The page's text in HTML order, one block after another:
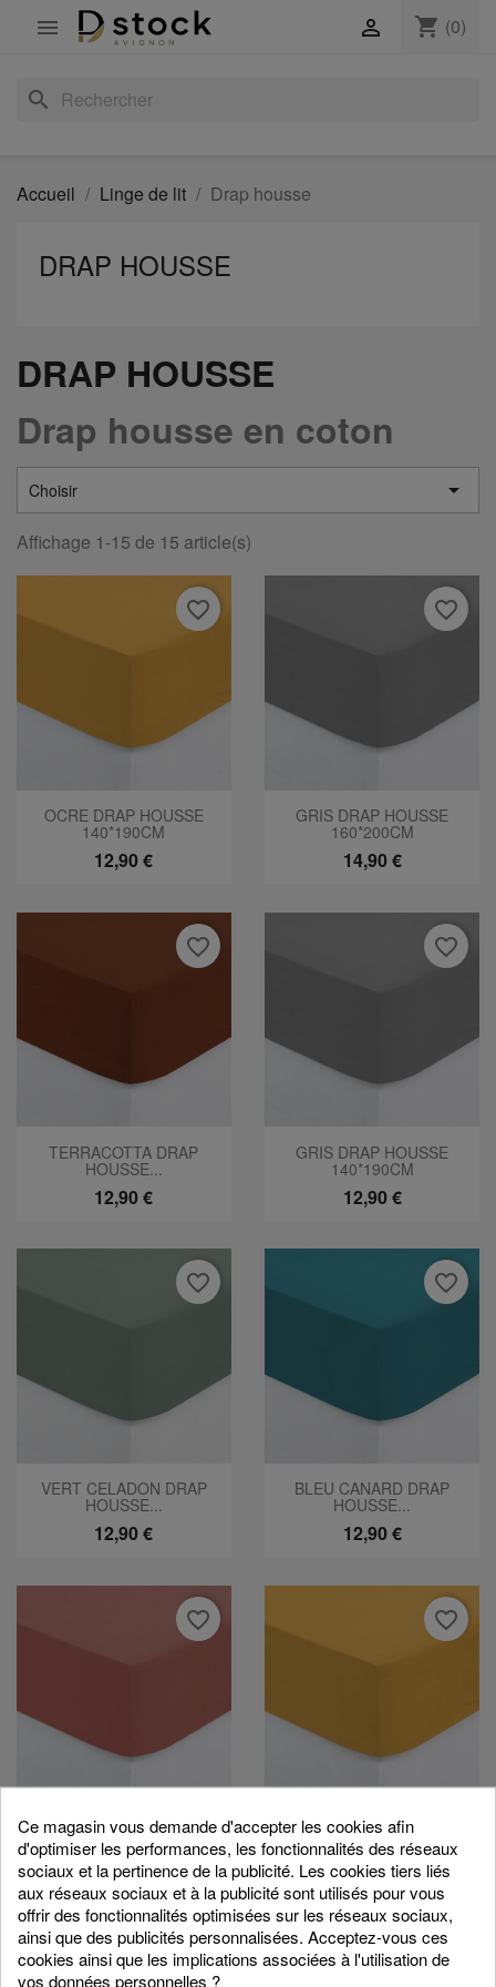
 shopping_cart (0)

search
Accueil Linge de lit Drap housse
DRAP HOUSSE
DRAP HOUSSE
Drap housse en coton
Choisir 
Affichage 1-15 de 15 article(s)
OCRE DRAP HOUSSE
140*190CM
12,90 €
favorite_border
GRIS DRAP HOUSSE
160*200CM
14,90 €
favorite_border
TERRACOTTA DRAP
HOUSSE...
12,90 €
favorite_border
GRIS DRAP HOUSSE
140*190CM
12,90 €
favorite_border
VERT CELADON DRAP
HOUSSE...
12,90 €
favorite_border
BLEU CANARD DRAP
HOUSSE...
12,90 €
favorite_border
BLUSH DRAP HOUSSE
160*200CM
14,90 €
favorite_border
OCRE DRAP HOUSSE
160*200CM
14,90 €
favorite_border
favorite_border favorite_border
Ce magasin vous demande d'accepter les cookies afin
d'optimiser les performances, les fonctionnalités des réseaux
sociaux et la pertinence de la publicité. Les cookies tiers liés
aux réseaux sociaux et à la publicité sont utilisés pour vous
offrir des fonctionnalités optimisées sur les réseaux sociaux,
ainsi que des publicités personnalisées. Acceptez-vous ces
cookies ainsi que les implications associées à l'utilisation de
vos données personnelles ?